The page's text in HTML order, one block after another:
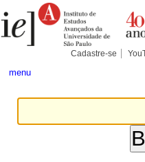
para
conteúdo.
Pessoais
Cadastre-se
menu